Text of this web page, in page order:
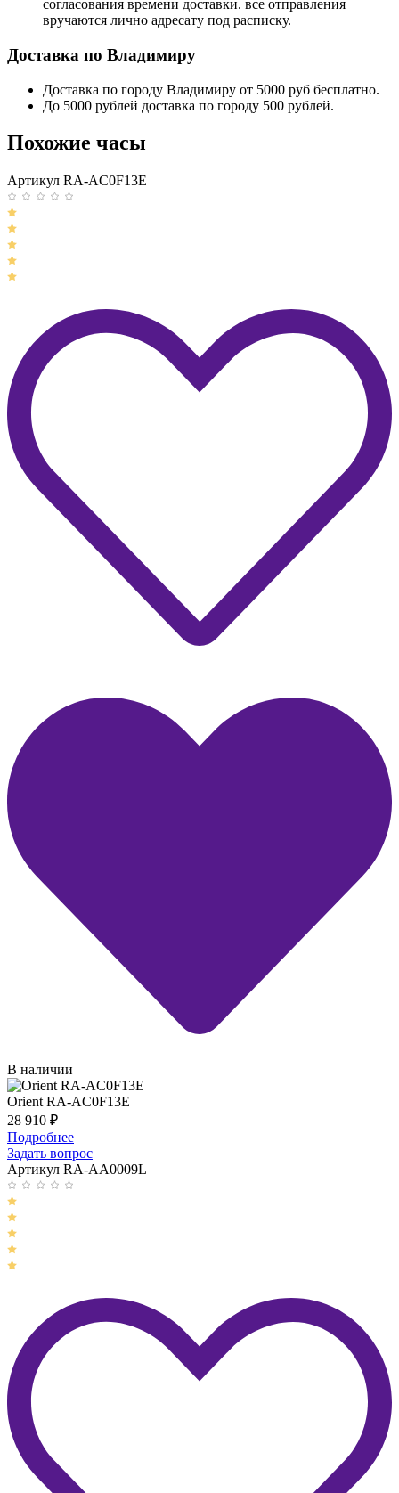
согласования времени доставки. все отправления
вручаются лично адресату под расписку.
Доставка по Владимиру
Доставка по городу Владимиру от 5000 руб бесплатно.
До 5000 рублей доставка по городу 500 рублей.
Похожие часы
Артикул RA-AC0F13E
В наличии
Orient RA-AC0F13E
28 910 ₽
Подробнее
Задать вопрос
Артикул RA-AA0009L